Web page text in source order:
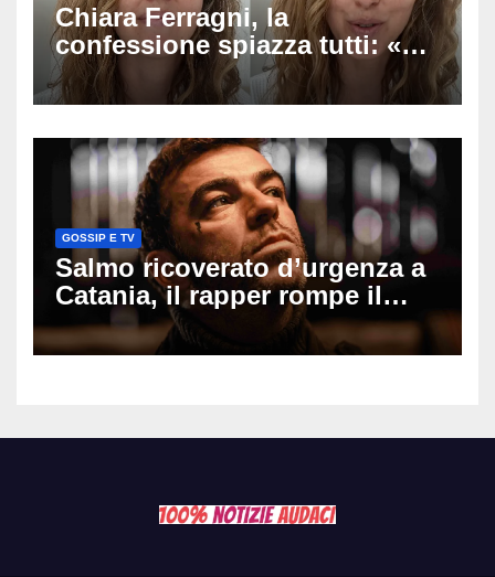
Chiara Ferragni, la
confessione spiazza tutti: «Un
mio ex voleva che mi rifacessi
il seno». Poi svela i ritocchi di
GOSSIP E TV
Salmo ricoverato d’urgenza a
Catania, il rapper rompe il
silenzio dopo la notte in
ospedale: come sta e cosa